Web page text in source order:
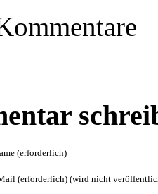
(erforderlich)
(erforderlich) (wird nicht